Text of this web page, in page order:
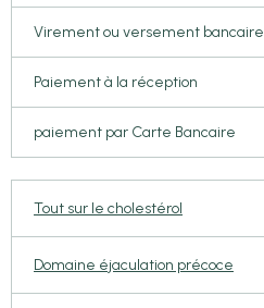
Virement ou versement bancaire
Paiement à la réception
paiement par Carte Bancaire
Tout sur le cholestérol
Domaine éjaculation précoce